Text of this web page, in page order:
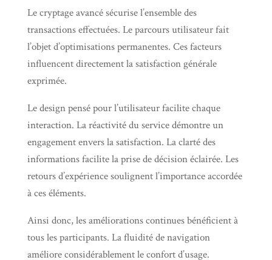
Le cryptage avancé sécurise l’ensemble des
transactions effectuées. Le parcours utilisateur fait
l’objet d’optimisations permanentes. Ces facteurs
influencent directement la satisfaction générale
exprimée.
Le design pensé pour l’utilisateur facilite chaque
interaction. La réactivité du service démontre un
engagement envers la satisfaction. La clarté des
informations facilite la prise de décision éclairée. Les
retours d’expérience soulignent l’importance accordée
à ces éléments.
Ainsi donc, les améliorations continues bénéficient à
tous les participants. La fluidité de navigation
améliore considérablement le confort d’usage.